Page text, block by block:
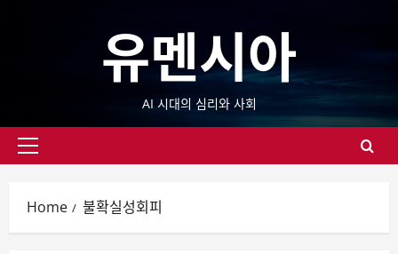
유멘시아
AI 시대의 심리와 사회
Primary
Home 불확실성회피